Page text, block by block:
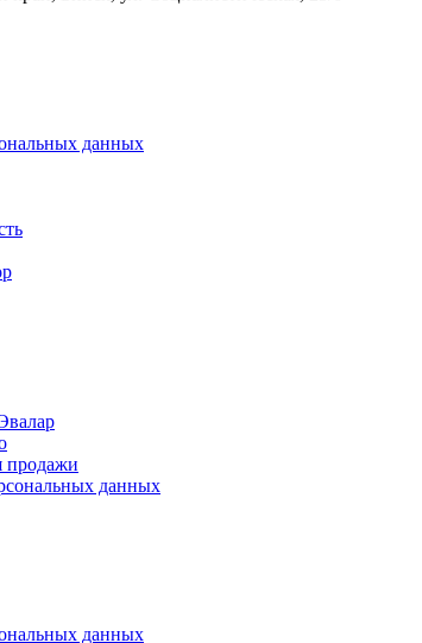
данных
продажи
данных
данных